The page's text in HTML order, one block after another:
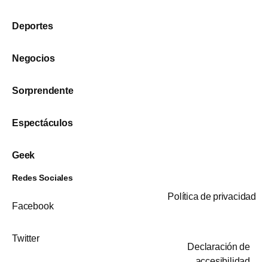
Deportes
Negocios
Sorprendente
Espectáculos
Geek
Redes Sociales
Facebook
Twitter
Política de privacidad
Declaración de